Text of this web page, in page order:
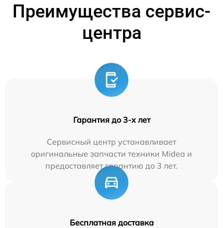
Преимущества сервис-
центра
Гарантия до 3-х лет
Сервисный центр устанавливает
оригинальные запчасти техники Midea и
предоставляет гарантию до 3 лет.
Бесплатная доставка